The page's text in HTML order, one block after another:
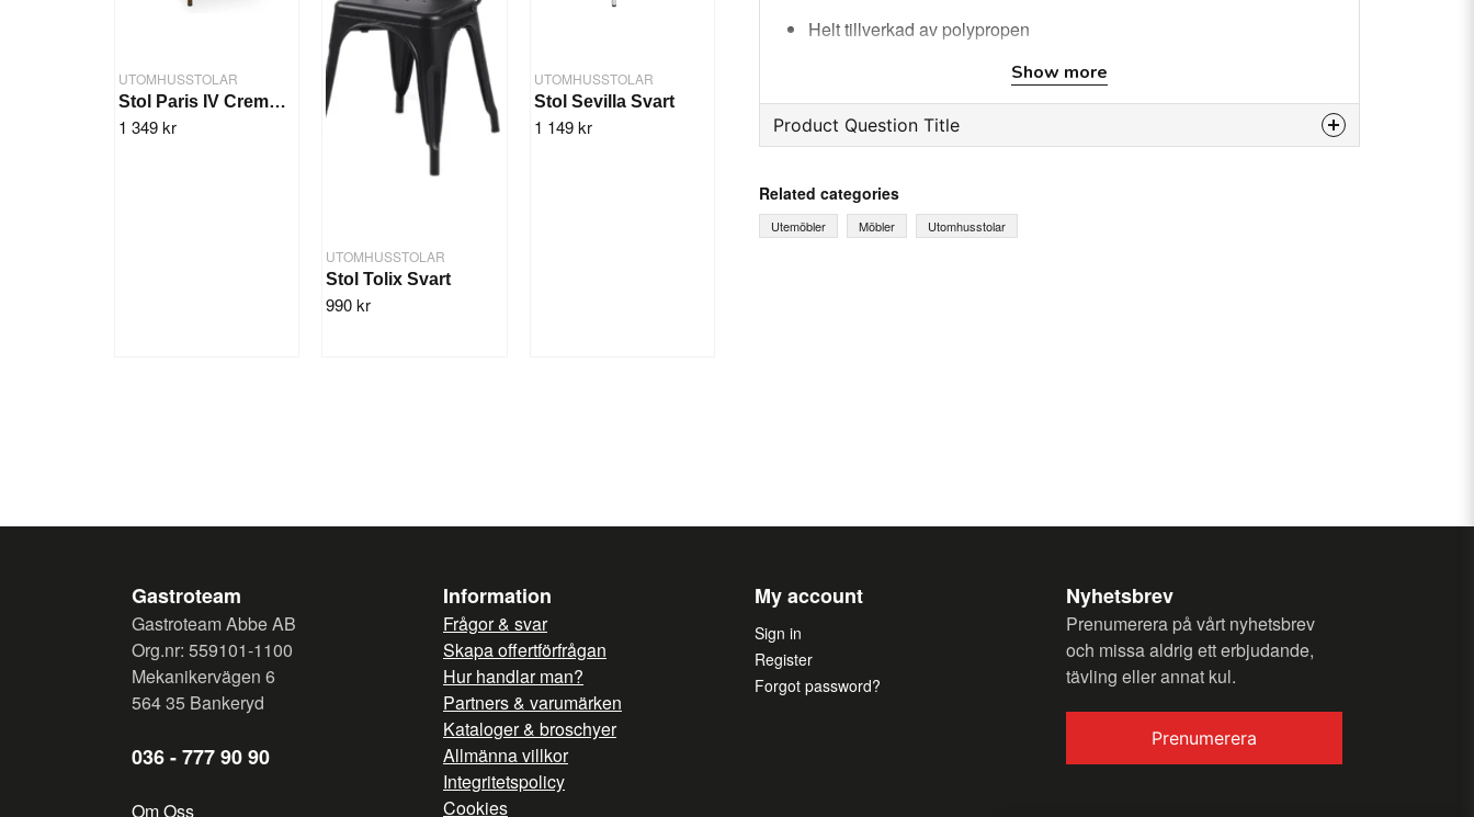
UTOMHUSSTOLAR
Stol Paris IV Creme/Vinröd
1 349 kr
UTOMHUSSTOLAR
Stol Tolix Svart
990 kr
UTOMHUSSTOLAR
Stol Sevilla Svart
1 149 kr
Helt tillverkad av polypropen
Inga skruvar mellan säte och ryggstöd
Lång hållbarhet och motståndskraftig mot UV-ljus och fukt
Bredd: 55 cm
Sitthöjd: 47 cm
Show more
Product Question Title
Ask us something about this product...
Send question
Related categories
Utemöbler Möbler Utomhusstolar
Gastroteam
Gastroteam Abbe AB
Org.nr: 559101-1100
Mekanikervägen 6
564 35 Bankeryd
036 - 777 90 90
Om Oss
Information
Frågor & svar
Skapa offertförfrågan
Hur handlar man?
Partners & varumärken
Kataloger & broschyer
Allmänna villkor
Integritetspolicy
Cookies
My account
Sign in
Register
Forgot password?
Nyhetsbrev
Prenumerera på vårt nyhetsbrev
och missa aldrig ett erbjudande,
tävling eller annat kul.
Prenumerera